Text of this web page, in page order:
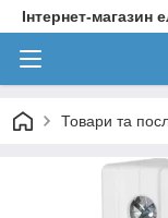
Інтернет-магазин
Товари та